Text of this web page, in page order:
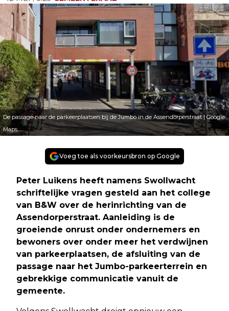
De passage naar de parkeerplaatsen bij de Jumbo in de Assendorperstraat | Google
Maps
Voeg toe als voorkeursbron op Google
Peter Luikens heeft namens Swollwacht
schriftelijke vragen gesteld aan het college
van B&W over de herinrichting van de
Assendorperstraat. Aanleiding is de
groeiende onrust onder ondernemers en
bewoners over onder meer het verdwijnen
van parkeerplaatsen, de afsluiting van de
passage naar het Jumbo-parkeerterrein en
gebrekkige communicatie vanuit de
gemeente.